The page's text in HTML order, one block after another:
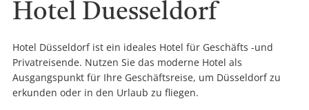
Hotel Duesseldorf
Hotel Düsseldorf ist ein ideales Hotel für Geschäfts -und
Privatreisende. Nutzen Sie das moderne Hotel als
Ausgangspunkt für Ihre Geschäftsreise, um Düsseldorf zu
erkunden oder in den Urlaub zu fliegen.